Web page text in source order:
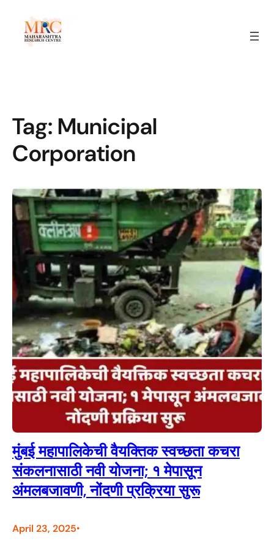
Tag: Municipal
Corporation
मुंबई महापालिकेची वैयक्तिक स्वच्छता कचरा
संकलनासाठी नवी योजना; १ मेपासून
अंमलबजावणी, नोंदणी प्रक्रिया सुरू
April 23, 2025•